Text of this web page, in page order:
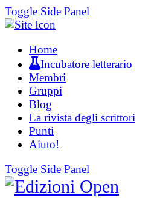
Toggle Side Panel
Home
Incubatore letterario
Membri
Gruppi
Blog
La rivista degli scrittori
Punti
Aiuto!
Toggle Side Panel